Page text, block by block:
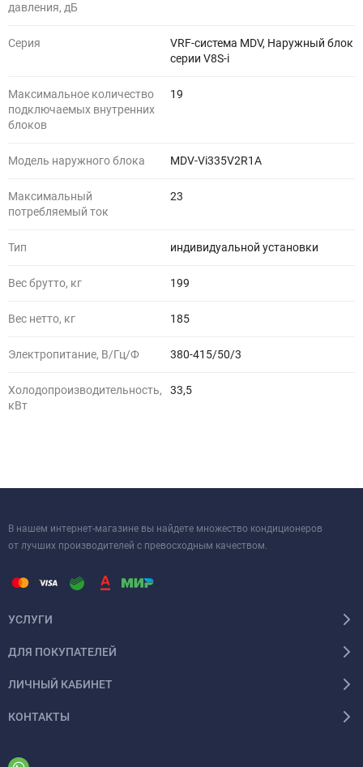
давления, дБ
Серия
VRF-система MDV, Наружный блок
серии V8S-i
Максимальное количество
подключаемых внутренних
блоков
19
Модель наружного блока MDV-Vi335V2R1A
Максимальный
потребляемый ток
23
Тип индивидуальной установки
Вес брутто, кг 199
Вес нетто, кг 185
Электропитание, В/Гц/Ф 380-415/50/3
Холодопроизводительность,
кВт
33,5
В нашем интернет-магазине вы найдете множество кондиционеров
от лучших производителей с превосходным качеством.
УСЛУГИ
ДЛЯ ПОКУПАТЕЛЕЙ
ЛИЧНЫЙ КАБИНЕТ
КОНТАКТЫ